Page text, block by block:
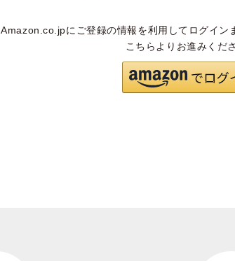
Amazon.co.jpにご登録の情報を利用して ログイン
こちらよりお進みくだ